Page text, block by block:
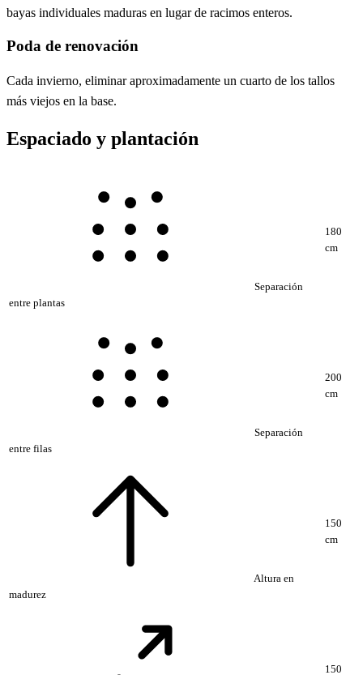
bayas individuales maduras en lugar de racimos enteros.
Poda de renovación
Cada invierno, eliminar aproximadamente un cuarto de los tallos
más viejos en la base.
Espaciado y plantación
Separación
entre plantas
180
cm
Separación
entre filas
200
cm
Altura en
madurez
150
cm
150